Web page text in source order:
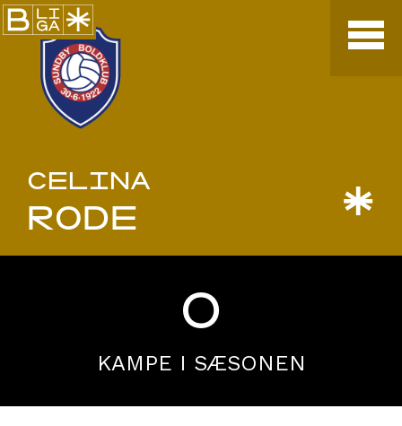
CELINA
RODE *
0
KAMPE I SÆSONEN